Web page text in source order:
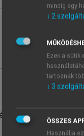
jelszavamat
intézményi
mindig egy
↓ 2
Ezek a sütik
tartoznak
↓ 3
ÖSSZES
Használja